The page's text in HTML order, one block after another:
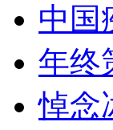
中国
年终
悼念